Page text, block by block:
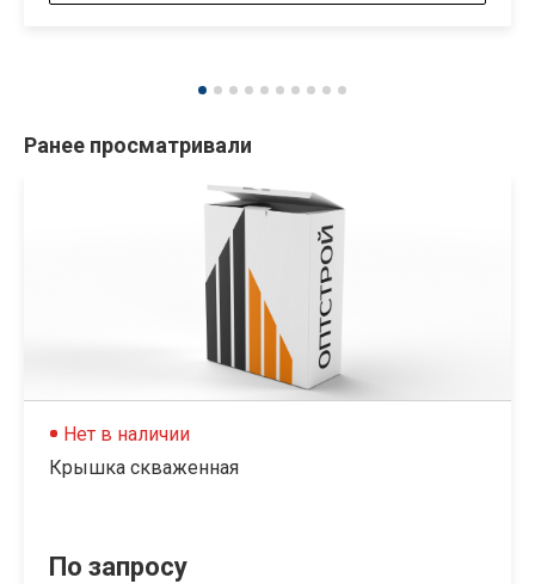
Ранее просматривали
Нет в наличии
Крышка скваженная
По запросу